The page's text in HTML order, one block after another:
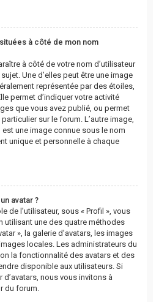
à côté de mon nom
à côté de votre nom d’utilisateur
Une d’elles peut être une image
représentée par des étoiles,
permet d’indiquer votre activité
que vous avez publié, ou permet
sur le forum. L’autre image,
une image connue sous le nom
unique et personnelle à chaque
avatar ?
de l’utilisateur, sous « Profil », vous
utilisant une des quatre méthodes
», la galerie d’avatars, les images
locales. Les administrateurs du
la fonctionnalité des avatars et des
disponible aux utilisateurs. Si
nous vous invitons à
du forum.